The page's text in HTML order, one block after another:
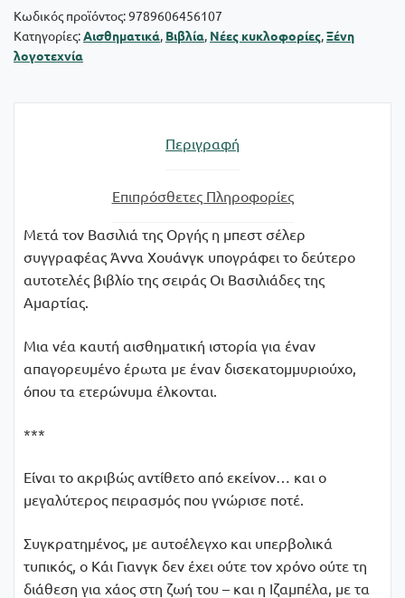
Κωδικός προϊόντος:9789606456107
Κατηγορίες: Αισθηματικά Βιβλία Νέες κυκλοφορίες Ξένη
λογοτεχνία
Περιγραφή
Επιπρόσθετες Πληροφορίες
Μετά τον Βασιλιά της Οργής η μπεστ σέλερ
συγγραφέας Άννα Χουάνγκ υπογράφει το δεύτερο
αυτοτελές βιβλίο της σειράς Οι Βασιλιάδες της
Αμαρτίας.
Μια νέα καυτή αισθηµατική ιστορία για έναν
απαγορευµένο έρωτα µε έναν δισεκατοµµυριούχο,
όπου τα ετερώνυµα έλκονται.
***
Είναι το ακριβώς αντίθετο από εκείνον… και ο
µεγαλύτερος πειρασµός που γνώρισε ποτέ.
Συγκρατηµένος, µε αυτοέλεγχο και υπερβολικά
τυπικός, ο Κάι Γιανγκ δεν έχει ούτε τον χρόνο ούτε τη
διάθεση για χάος στη ζωή του – και η Ιζαµπέλα, µε τα